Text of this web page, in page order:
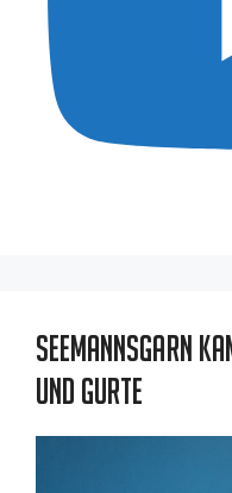
Seemannsgarn
und Gurte